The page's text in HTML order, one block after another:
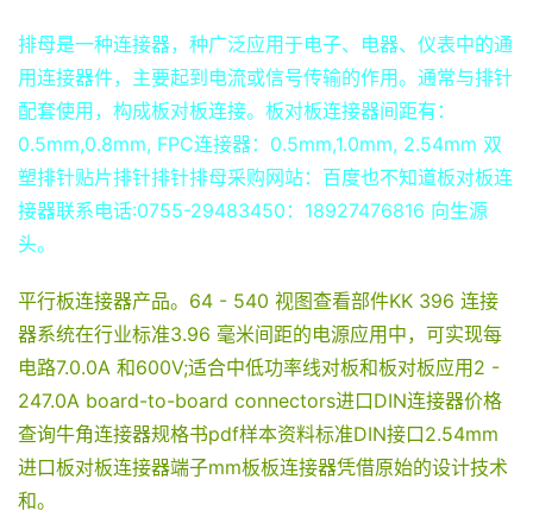
排母是一种连接器，种广泛应用于电子、电器、仪表中的通
用连接器件，主要起到电流或信号传输的作用。通常与排针
配套使用，构成板对板连接。板对板连接器间距有：
0.5mm,0.8mm, FPC连接器：0.5mm,1.0mm, 2.54mm 双
塑排针贴片排针排针排母采购网站：百度也不知道板对板连
接器联系电话:0755-29483450：18927476816 向生源
头。
平行板连接器产品。64 - 540 视图查看部件KK 396 连接
器系统在行业标准3.96 毫米间距的电源应用中，可实现每
电路7.0.0A 和600V;适合中低功率线对板和板对板应用2 -
247.0A board-to-board connectors进口DIN连接器价格
查询牛角连接器规格书pdf样本资料标准DIN接口2.54mm
进口板对板连接器端子mm板板连接器凭借原始的设计技术
和。